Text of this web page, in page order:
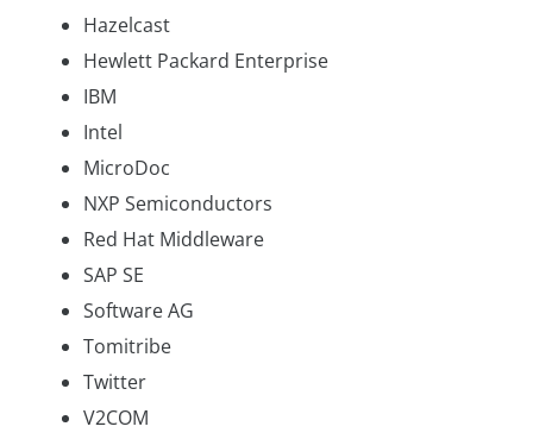
Hazelcast
Hewlett Packard Enterprise
IBM
Intel
MicroDoc
NXP Semiconductors
Red Hat Middleware
SAP SE
Software AG
Tomitribe
Twitter
V2COM